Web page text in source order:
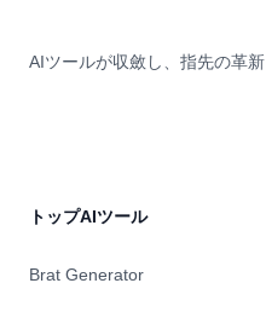
AIツールが収斂し、指先の革新
トップAIツール
Brat Generator